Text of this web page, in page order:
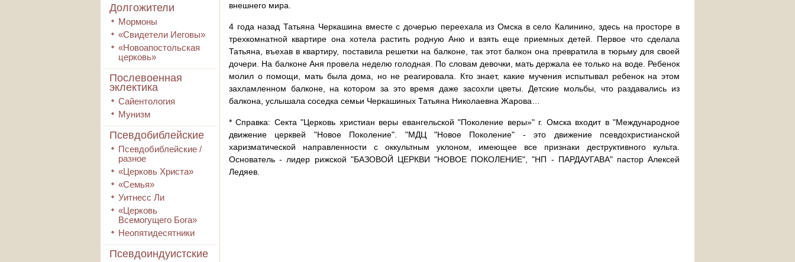
Долгожители
Мормоны
«Свидетели Иеговы»
«Новоапостольская
церковь»
Послевоенная
эклектика
Сайентология
Мунизм
Псевдобиблейские
Псевдобиблейские /
разное
«Церковь Христа»
«Семья»
Уитнесс Ли
«Церковь
Всемогущего Бога»
Неопятидесятники
Псевдоиндуистские
внешнего мира.
4 года назад Татьяна Черкашина вместе с дочерью переехала из Омска в село Калинино, здесь на просторе в
трехкомнатной квартире она хотела растить родную Аню и взять еще приемных детей. Первое что сделала
Татьяна, въехав в квартиру, поставила решетки на балконе, так этот балкон она превратила в тюрьму для своей
дочери. На балконе Аня провела неделю голодная. По словам девочки, мать держала ее только на воде. Ребенок
молил о помощи, мать была дома, но не реагировала. Кто знает, какие мучения испытывал ребенок на этом
захламленном балконе, на котором за это время даже засохли цветы. Детские мольбы, что раздавались из
балкона, услышала соседка семьи Черкашиных Татьяна Николаевна Жарова…
* Справка: Секта "Церковь христиан веры евангельской "Поколение веры»" г. Омска входит в "Международное
движение церквей "Новое Поколение". "МДЦ "Новое Поколение" - это движение псевдохристианской
харизматической направленности с оккультным уклоном, имеющее все признаки деструктивного культа.
Основатель - лидер рижской "БАЗОВОЙ ЦЕРКВИ "НОВОЕ ПОКОЛЕНИЕ", "НП - ПАРДАУГАВА" пастор Алексей
Ледяев.